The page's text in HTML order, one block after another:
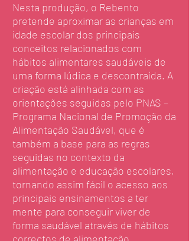
Nesta produção, o Rebento
pretende aproximar as crianças em
idade escolar dos principais
conceitos relacionados com
hábitos alimentares saudáveis de
uma forma lúdica e descontraída. A
criação está alinhada com as
orientações seguidas pelo PNAS –
Programa Nacional de Promoção da
Alimentação Saudável, que é
também a base para as regras
seguidas no contexto da
alimentação e educação escolares,
tornando assim fácil o acesso aos
principais ensinamentos a ter
mente para conseguir viver de
forma saudável através de hábitos